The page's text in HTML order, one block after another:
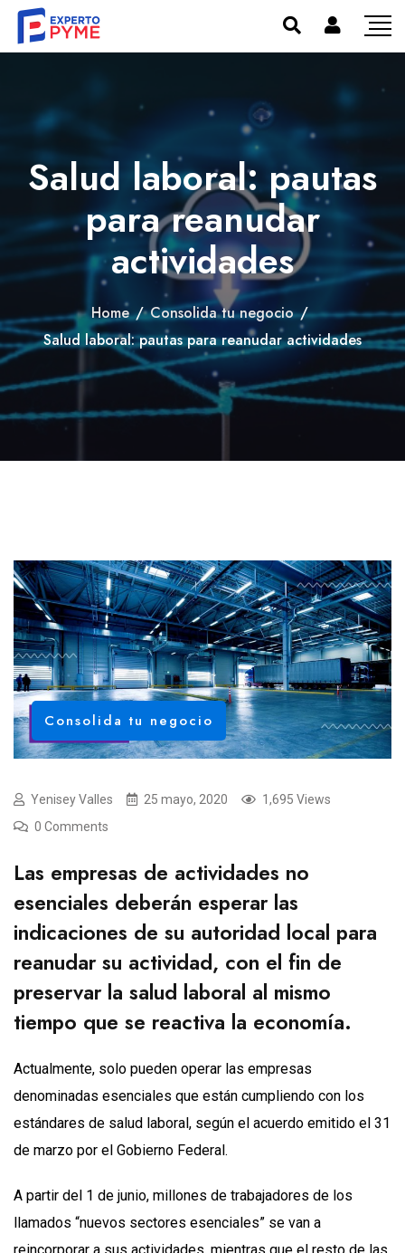
Salud laboral: pautas
para reanudar
actividades
Home / Consolida tu negocio /
Salud laboral: pautas para reanudar actividades
Consolida tu negocio
Yenisey Valles 25 mayo, 2020
1,695 Views
0 Comments
Las empresas de actividades no
esenciales deberán esperar las
indicaciones de su autoridad local para
reanudar su actividad, con el fin de
preservar la salud laboral al mismo
tiempo que se reactiva la economía.
Actualmente, solo pueden operar las empresas
denominadas esenciales que están cumpliendo con los
estándares de salud laboral, según el acuerdo emitido el 31
de marzo por el Gobierno Federal.
A partir del 1 de junio, millones de trabajadores de los
llamados “nuevos sectores esenciales” se van a